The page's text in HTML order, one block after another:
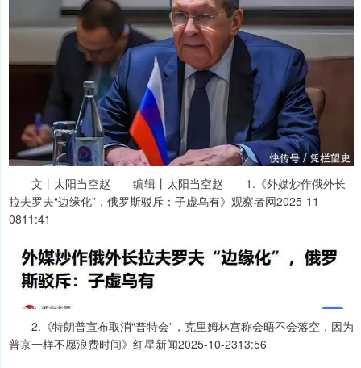
文丨太阳当空赵 编辑丨太阳当空赵 1.《外媒炒作俄外长
拉夫罗夫“边缘化”，俄罗斯驳斥：子虚乌有》观察者网2025-11-
0811:41
2.《特朗普宣布取消“普特会”，克里姆林宫称会晤不会落空，因为
普京一样不愿浪费时间》红星新闻2025-10-2313:56